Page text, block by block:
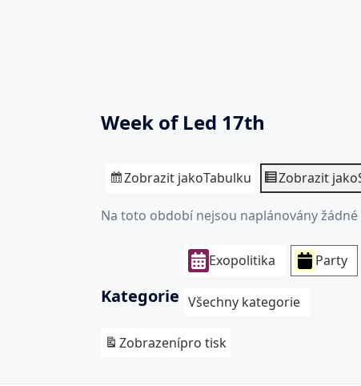
Week of Led 17th
Zobrazit jakoTabulku Zobrazit jako
Na toto období nejsou naplánovány
Kategorie
Exopolitika Party
Všechny kategorie
Zobrazenípro tisk